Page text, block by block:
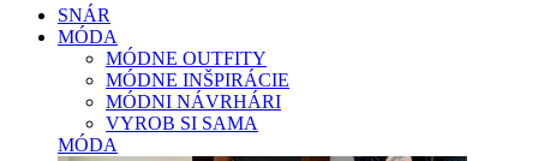
SNÁR
MÓDA
MÓDNE OUTFITY
MÓDNE INŠPIRÁCIE
MÓDNI NÁVRHÁRI
VYROB SI SAMA
MÓDA